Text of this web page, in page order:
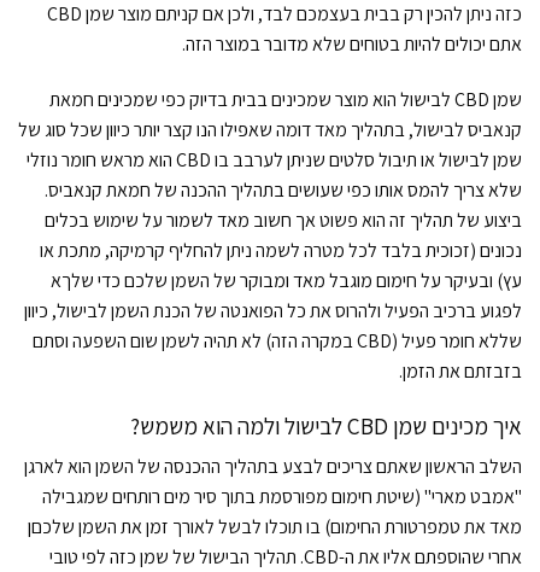
כזה ניתן להכין רק בבית בעצמכם לבד, ולכן אם קניתם מוצר שמן CBD
אתם יכולים להיות בטוחים שלא מדובר במוצר הזה.
שמן CBD לבישול הוא מוצר שמכינים בבית בדיוק כפי שמכינים חמאת
קנאביס לבישול, בתהליך מאד דומה שאפילו הנו קצר יותר כיוון שכל סוג של
שמן לבישול או תיבול סלטים שניתן לערבב בו CBD הוא מראש חומר נוזלי
שלא צריך להמס אותו כפי שעושים בתהליך ההכנה של חמאת קנאביס.
ביצוע של תהליך זה הוא פשוט אך חשוב מאד לשמור על שימוש בכלים
נכונים (זכוכית בלבד לכל מטרה לשמה ניתן להחליף קרמיקה, מתכת או
עץ) ובעיקר על חימום מוגבל מאד ומבוקר של השמן שלכם כדי שלךא
לפגוע ברכיב הפעיל ולהרוס את כל הפואנטה של הכנת השמן לבישול, כיוון
שללא חומר פעיל (CBD במקרה הזה) לא תהיה לשמן שום השפעה וסתם
בזבזתם את הזמן.
איך מכינים שמן CBD לבישול ולמה הוא משמש?
השלב הראשון שאתם צריכים לבצע בתהליך ההכנסה של השמן הוא לארגן
"אמבט מארי" (שיטת חימום מפורסמת בתוך סיר מים רותחים שמגבילה
מאד את טמפרטורת החימום) בו תוכלו לבשל לאורך זמן את השמן שלכםן
אחרי שהוספתם אליו את ה-CBD. תהליך הבישול של שמן כזה לפי טובי